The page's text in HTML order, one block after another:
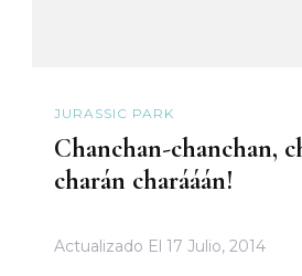
JURASSIC PARK
Chanchan-chanchan,
charán charááán!
Actualizado El 17 Julio, 2014